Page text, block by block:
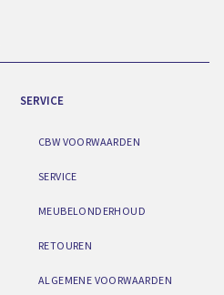
SERVICE
CBW VOORWAARDEN
SERVICE
MEUBELONDERHOUD
RETOUREN
ALGEMENE VOORWAARDEN